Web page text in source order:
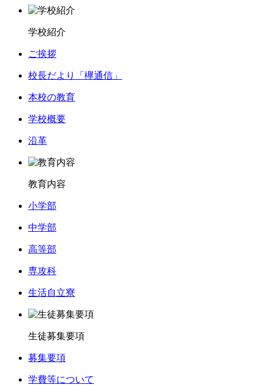
学校紹介
ご挨拶
校長だより「欅通信」
本校の教育
学校概要
沿革
教育内容
小学部
中学部
高等部
専攻科
生活自立寮
生徒募集要項
募集要項
学費等について